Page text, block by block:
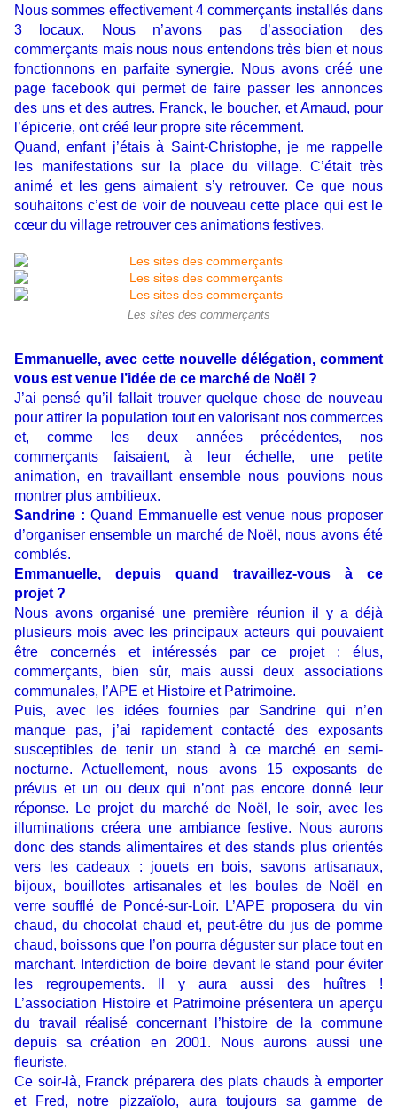
Nous sommes effectivement 4 commerçants installés dans
3 locaux. Nous n’avons pas d’association des
commerçants mais nous nous entendons très bien et nous
fonctionnons en parfaite synergie. Nous avons créé une
page facebook qui permet de faire passer les annonces
des uns et des autres. Franck, le boucher, et Arnaud, pour
l’épicerie, ont créé leur propre site récemment.
Quand, enfant j’étais à Saint-Christophe, je me rappelle
les manifestations sur la place du village. C’était très
animé et les gens aimaient s’y retrouver. Ce que nous
souhaitons c’est de voir de nouveau cette place qui est le
cœur du village retrouver ces animations festives.
Les sites des commerçants
Emmanuelle, avec cette nouvelle délégation, comment
vous est venue l’idée de ce marché de Noël ?
J’ai pensé qu’il fallait trouver quelque chose de nouveau
pour attirer la population tout en valorisant nos commerces
et, comme les deux années précédentes, nos
commerçants faisaient, à leur échelle, une petite
animation, en travaillant ensemble nous pouvions nous
montrer plus ambitieux.
Sandrine : Quand Emmanuelle est venue nous proposer
d’organiser ensemble un marché de Noël, nous avons été
comblés.
Emmanuelle, depuis quand travaillez-vous à ce
projet ?
Nous avons organisé une première réunion il y a déjà
plusieurs mois avec les principaux acteurs qui pouvaient
être concernés et intéressés par ce projet : élus,
commerçants, bien sûr, mais aussi deux associations
communales, l’APE et Histoire et Patrimoine.
Puis, avec les idées fournies par Sandrine qui n’en
manque pas, j’ai rapidement contacté des exposants
susceptibles de tenir un stand à ce marché en semi-
nocturne. Actuellement, nous avons 15 exposants de
prévus et un ou deux qui n’ont pas encore donné leur
réponse. Le projet du marché de Noël, le soir, avec les
illuminations créera une ambiance festive. Nous aurons
donc des stands alimentaires et des stands plus orientés
vers les cadeaux : jouets en bois, savons artisanaux,
bijoux, bouillotes artisanales et les boules de Noël en
verre soufflé de Poncé-sur-Loir. L’APE proposera du vin
chaud, du chocolat chaud et, peut-être du jus de pomme
chaud, boissons que l’on pourra déguster sur place tout en
marchant. Interdiction de boire devant le stand pour éviter
les regroupements. Il y aura aussi des huîtres !
L’association Histoire et Patrimoine présentera un aperçu
du travail réalisé concernant l’histoire de la commune
depuis sa création en 2001. Nous aurons aussi une
fleuriste.
Ce soir-là, Franck préparera des plats chauds à emporter
et Fred, notre pizzaïolo, aura toujours sa gamme de